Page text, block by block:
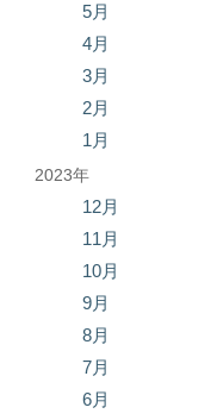
5月
4月
3月
2月
1月
2023年
12月
11月
10月
9月
8月
7月
6月